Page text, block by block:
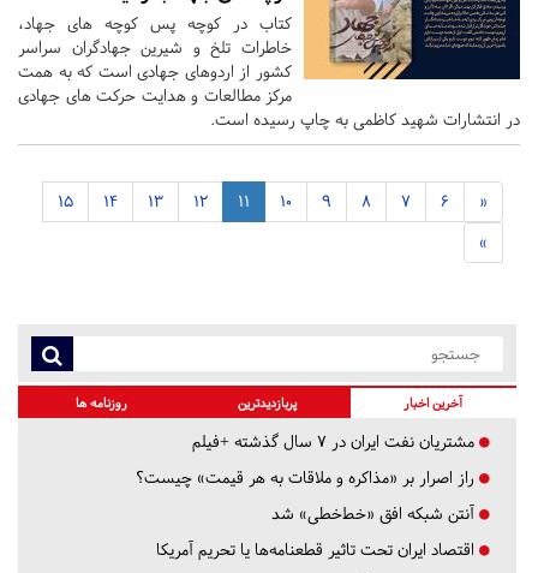
کتاب در کوچه پس کوچه های جهاد،
خاطرات تلخ و شیرین جهادگران سراسر
کشور از اردوهای جهادی است که به همت
مرکز مطالعات و هدایت حرکت های جهادی
در انتشارات شهید کاظمی به چاپ رسیده است.
«
6
7
8
9
10
11
12
13
14
15
»
آخرین اخبار پربازدیدترین روزنامه ها
مشتریان نفت ایران در ۷ سال گذشته +فیلم
راز اصرار بر «مذاکره و ملاقات به هر قیمت» چیست؟
آنتن شبکه افق «خط‌خطی» شد
اقتصاد ایران تحت تاثیر قطعنامه‌ها یا تحریم‌ آمریکا